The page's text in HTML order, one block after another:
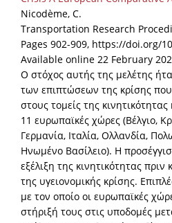
Nicodème, C.
Transportation Research
Pages 902-909, https://doi.org/
Available online 22 February
Ο στόχος αυτής της μελέτης
των επιπτώσεων της κρίσης
στους τομείς της
11 ευρωπαϊκές χώρες (Βέλγιο,
Γερμανία, Ιταλία, Ολλανδία,
Ηνωμένο Βασίλειο). Η
εξέλιξη της κινητικότητας
της υγειονομικής κρίσης.
με τον οποίο οι ευρωπαϊκές
στήριξή τους στις υποδομές